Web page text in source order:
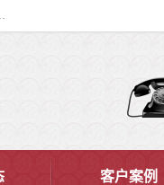
的运输和保护性包材。固永包材®，GooYon Pack®，是我们保护性包装材料的专属品牌。
客户案例